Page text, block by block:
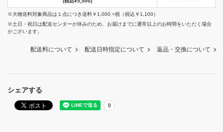
シェアする
※大物送料対象商品は１点につき送料￥1,000 +税（税込￥1,100）
※土日・祝日は配送センターが休みのため、お届けまでに通常以上のお時間をいただく場合
がございます。
配送料について 配送日時指定について 返品・交換について